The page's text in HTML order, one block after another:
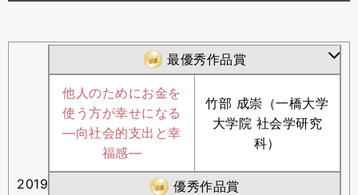
2019
最優秀作品賞
他人のためにお金を
使う方が幸せになる
―向社会的支出と幸
福感―
竹部 成崇（一橋大学
大学院 社会学研究
科）
優秀作品賞